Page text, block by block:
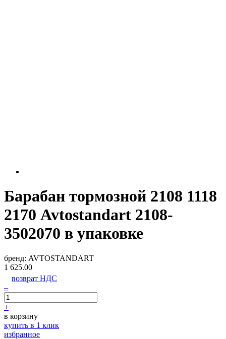
Барабан тормозной 2108 1118
2170 Avtostandart 2108-
3502070 в упаковке
бренд: AVTOSTANDART
1 625.00
возврат НДС
–
+
в корзину
купить в 1 клик
избранное